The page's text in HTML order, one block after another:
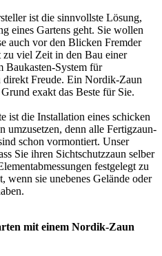
ist die sinnvollste Lösung,
eines Gartens geht. Sie wollen
auch vor den Blicken Fremder
viel Zeit in den Bau einer
Baukasten-System für
direkt Freude. Ein Nordik-Zaun
exakt das Beste für Sie.
ist die Installation eines schicken
umzusetzen, denn alle Fertigzaun-
schon vormontiert. Unser
Sie ihren Sichtschutzzaun selber
festgelegt zu
wenn sie unebenes Gelände oder
mit einem Nordik-Zaun